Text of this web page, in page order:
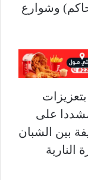
وشوارع
على
بين الشبان
النارية